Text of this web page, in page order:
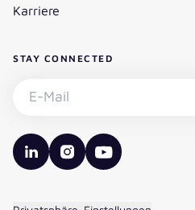
Karriere
STAY CONNECTED
valantic LinkedIn
valantic Instagram
valantic YouTube